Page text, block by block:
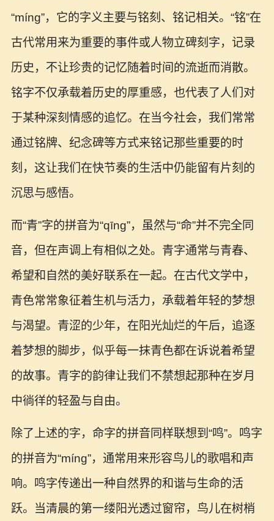
“míng”，它的字义主要与铭刻、铭记相关。“铭”在
古代常用来为重要的事件或人物立碑刻字，记录
历史，不让珍贵的记忆随着时间的流逝而消散。
铭字不仅承载着历史的厚重感，也代表了人们对
于某种深刻情感的追忆。在当今社会，我们常常
通过铭牌、纪念碑等方式来铭记那些重要的时
刻，这让我们在快节奏的生活中仍能留有片刻的
沉思与感悟。
而“青”字的拼音为“qīng”，虽然与“命”并不完全同
音，但在声调上有相似之处。青字通常与青春、
希望和自然的美好联系在一起。在古代文学中，
青色常常象征着生机与活力，承载着年轻的梦想
与渴望。青涩的少年，在阳光灿烂的午后，追逐
着梦想的脚步，似乎每一抹青色都在诉说着希望
的故事。青字的韵律让我们不禁想起那种在岁月
中徜徉的轻盈与自由。
除了上述的字，命字的拼音同样联想到“鸣”。鸣字
的拼音为“míng”，通常用来形容鸟儿的歌唱和声
响。鸣字传递出一种自然界的和谐与生命的活
跃。当清晨的第一缕阳光透过窗帘，鸟儿在树梢